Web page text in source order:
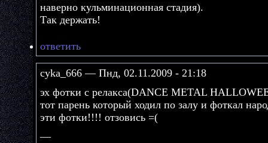
наверно кульминационная стадия).
Так держать!
ответить
cyka_666 — Пнд, 02.11.2009 - 21:18
эх фотки с релакса(DANCE METAL
тот парень который ходил по залу и фоткал
эти фотки!!!! отзовись =(
—